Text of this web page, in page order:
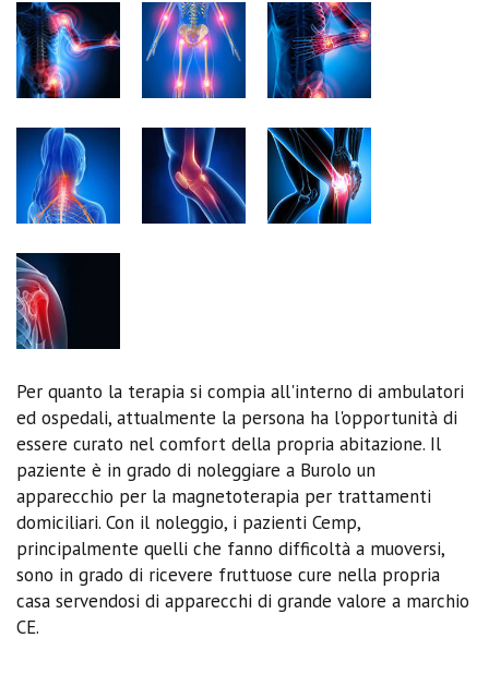
Per quanto la terapia si compia all'interno di ambulatori
ed ospedali, attualmente la persona ha l'opportunità di
essere curato nel comfort della propria abitazione. Il
paziente è in grado di noleggiare a Burolo un
apparecchio per la magnetoterapia per trattamenti
domiciliari. Con il noleggio, i pazienti Cemp,
principalmente quelli che fanno difficoltà a muoversi,
sono in grado di ricevere fruttuose cure nella propria
casa servendosi di apparecchi di grande valore a marchio
CE.